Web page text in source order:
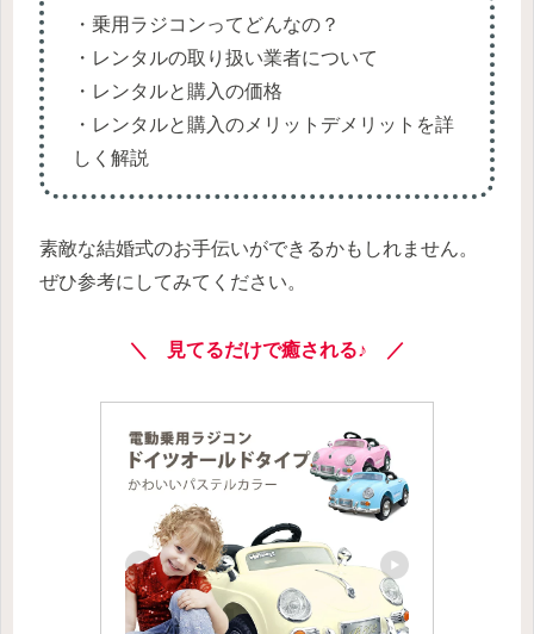
・乗用ラジコンってどんなの？
・レンタルの取り扱い業者について
・レンタルと購入の価格
・レンタルと購入のメリットデメリットを詳
しく解説
素敵な結婚式のお手伝いができるかもしれません。
ぜひ参考にしてみてください。
＼ 見てるだけで癒される♪ ／